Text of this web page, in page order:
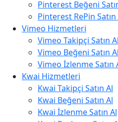
Pinterest Beğeni
Pinterest RePin Satın
Vimeo Hizmetleri
Vimeo Takipçi Satın Al
Vimeo Beğeni Satın Al
Vimeo İzlenme Satın
Kwai Hizmetleri
Kwai Takipçi Satın Al
Kwai Beğeni Satın Al
Kwai İzlenme Satın Al